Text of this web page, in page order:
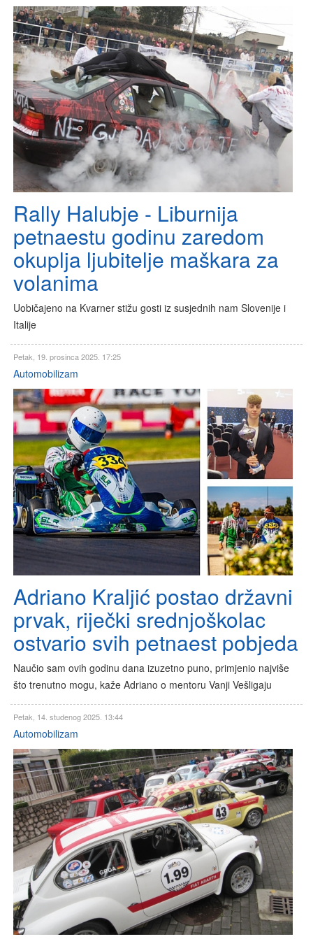
Rally Halubje - Liburnija
petnaestu godinu zaredom
okuplja ljubitelje maškara za
volanima
Uobičajeno na Kvarner stižu gosti iz susjednih nam Slovenije i
Italije
Petak, 19. prosinca 2025. 17:25
Automobilizam
Adriano Kraljić postao državni
prvak, riječki srednjoškolac
ostvario svih petnaest pobjeda
Naučio sam ovih godinu dana izuzetno puno, primjenio najviše
što trenutno mogu, kaže Adriano o mentoru Vanji Vešligaju
Petak, 14. studenog 2025. 13:44
Automobilizam